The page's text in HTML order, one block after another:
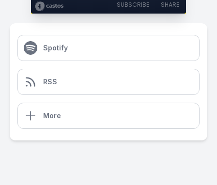
SUBSCRIBE SHARE
Spotify
RSS
More